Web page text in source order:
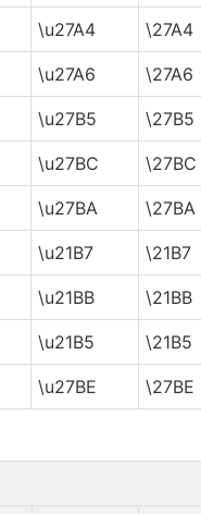
\u27A4 \27A4
\u27A6 \27A6
\u27B5 \27B5
\u27BC \27BC
\u27BA \27BA
\u21B7 \21B7
\u21BB \21BB
\u21B5 \21B5
\u27BE \27BE